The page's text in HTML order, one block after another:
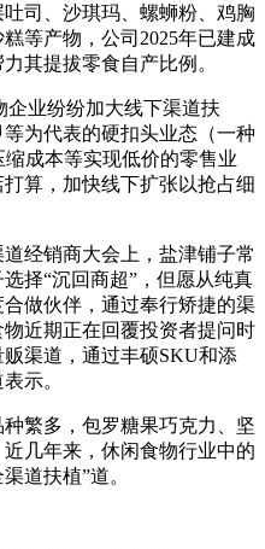
司、沙琪玛、螺蛳粉、鸡胸
等产物，公司2025年已建成
其提拔零食自产比例。
业纷纷加大线下渠道扶
为代表的硬扣头业态（一种
成本等实现低价的零售业
算，加快线下扩张以抢占细
经销商大会上，盐津铺子常
择“沉回商超”，但愿从纯真
做伙伴，通过奉行矫捷的渠
近期正在回覆投资者提问时
渠道，通过丰硕SKU和添
示。
繁多，包罗糖果巧克力、坚
几年来，休闲食物行业中的
道扶植”道。